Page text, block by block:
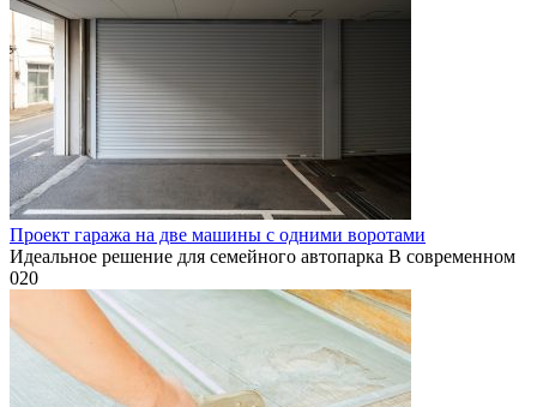
Проект гаража на две машины с одними воротами
Идеальное решение для семейного автопарка В современном
020